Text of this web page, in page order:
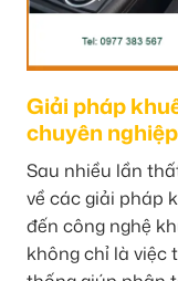
Giải pháp
chuyên
Sau nhiều lần
về các giải pháp
đến công nghệ
không chỉ là việc